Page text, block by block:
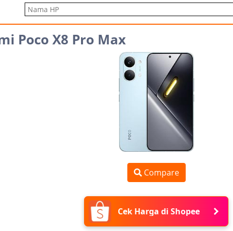
Poco X8 Pro Max
Compare
Cek Harga di Shopee